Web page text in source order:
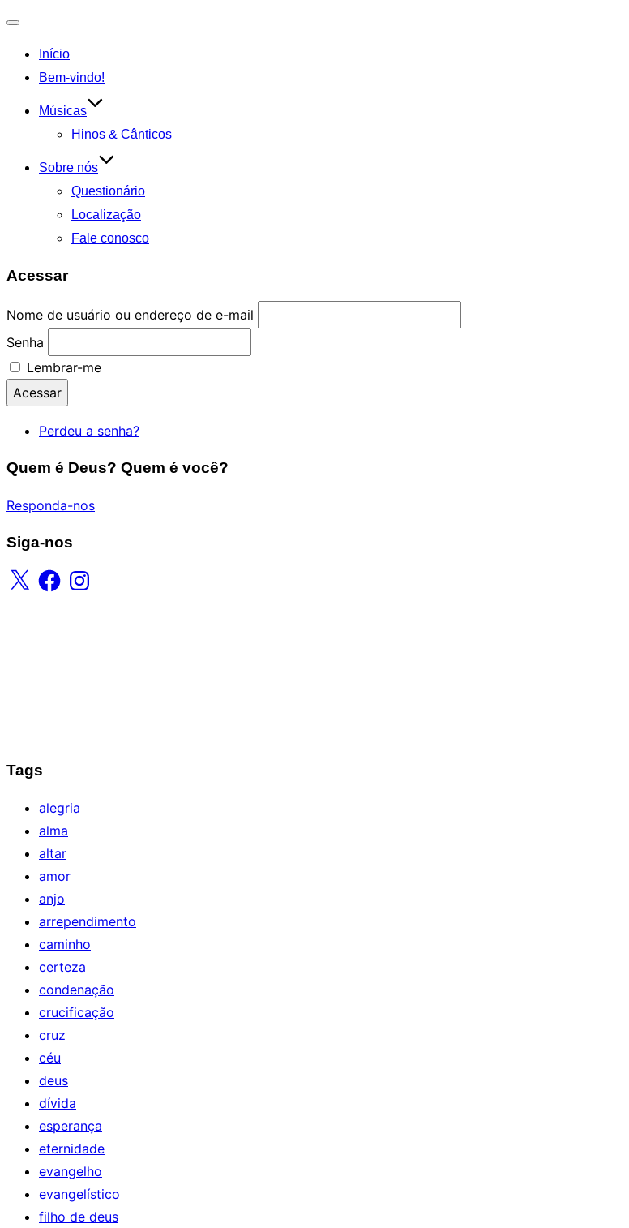
navegação
Início
Bem-vindo!
Músicas
Hinos & Cânticos
Sobre nós
Questionário
Localização
Fale conosco
Acessar
Nome de usuário ou endereço de e-mail
Senha
Lembrar-me
Acessar
Perdeu a senha?
Quem é Deus? Quem é você?
Responda-nos
Siga-nos
X FacebookInstagram
Tags
alegria
alma
altar
amor
anjo
arrependimento
caminho
certeza
condenação
crucificação
cruz
céu
deus
dívida
esperança
eternidade
evangelho
evangelístico
filho de deus